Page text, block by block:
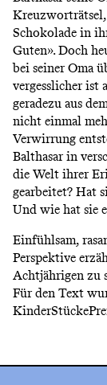
Schokolade in
Guten». Doch
bei seiner Oma
vergesslicher ist
geradezu aus
nicht einmal
Verwirrung
Balthasar in
die Welt ihrer
gearbeitet? Hat
Und wie hat sie
Einfühlsam,
Perspektive
Achtjährigen zu
Für den Text